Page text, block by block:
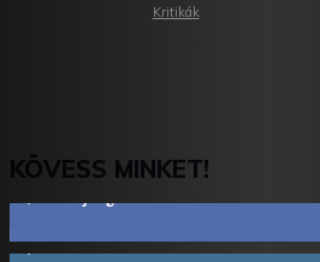
Kritikák
KÖVESS MINKET!